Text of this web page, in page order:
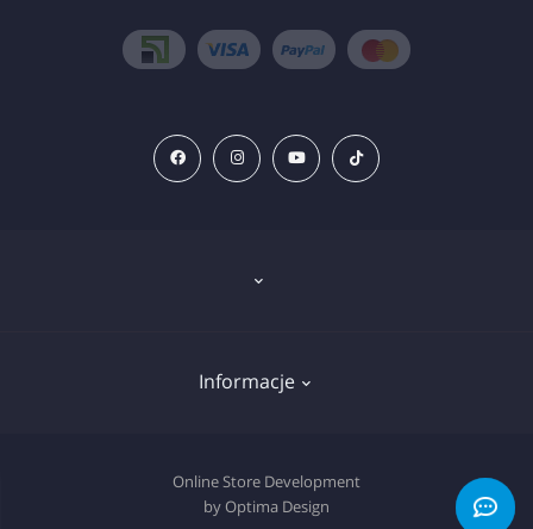
Pigmenty
Informacje
Deklaracja plików cookie
Polityka prywatności
Online Store Development
by Optima Design